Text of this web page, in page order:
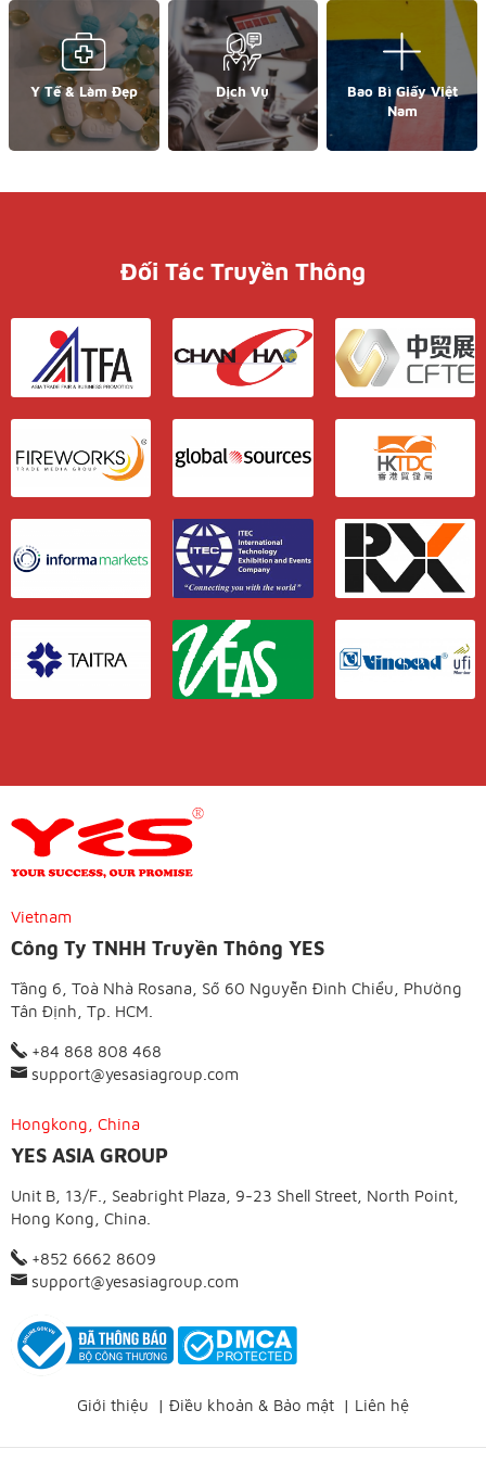
Y Tế & Làm Đẹp Dịch Vụ
Bao Bì Giấy Việt
Nam
Đối Tác Truyền Thông
Vietnam
Công Ty TNHH Truyền Thông YES
Tầng 6, Toà Nhà Rosana, Số 60 Nguyễn Đình Chiểu, Phường
Tân Định, Tp. HCM.
+84 868 808 468
support@yesasiagroup.com
Hongkong, China
YES ASIA GROUP
Unit B, 13/F., Seabright Plaza, 9-23 Shell Street, North Point,
Hong Kong, China.
+852 6662 8609
support@yesasiagroup.com
Giới thiệu | Điều khoản & Bảo mật | Liên hệ